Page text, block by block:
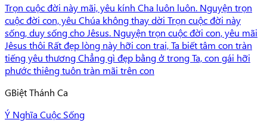
Trọn cuộc đời này mãi, yêu kính Cha luôn luôn. Nguyện trọn
cuộc đời con, yêu Chúa không thay dời Trọn cuộc đời này
sống, duy sống cho Jêsus. Nguyện trọn cuộc đời con, yêu mãi
Jêsus thôi Rất đẹp lòng này hỡi con trai, Ta biết tâm con tràn
tiếng yêu thương Chẳng gì đẹp bằng ở trong Ta, con gái hỡi
phước thiêng tuôn tràn mãi trên con
GBiệt Thánh Ca
Ý Nghĩa Cuộc Sống